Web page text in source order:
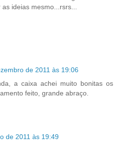
ideias mesmo...rsrs...
de 2011 às 19:06
a caixa achei muito bonitas os
feito, grande abraço.
de 2011 às 19:49